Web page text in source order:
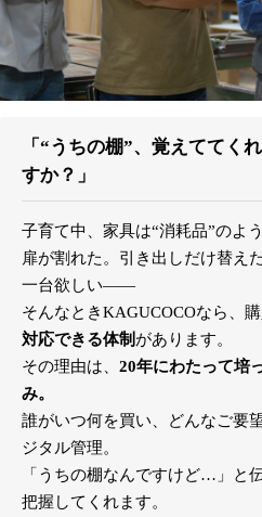
「“うちの棚”、覚えててく
すか？」
子育て中、家具は“消耗品”のよ
扉が割れた。引き出しだけ替え
一台欲しい――
そんなときKAGUCOCOなら、
対応できる体制 があります。
その理由は、 20年にわたって培
み。
誰がいつ何を買い、どんなご要
ジタル管理。
「うちの棚なんですけど…」と
把握してくれます。